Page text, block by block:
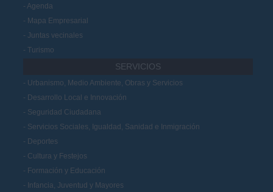
Agenda
Mapa Empresarial
Juntas vecinales
Turismo
SERVICIOS
Urbanismo, Medio Ambiente, Obras y Servicios
Desarrollo Local e Innovación
Seguridad Ciudadana
Servicios Sociales, Igualdad, Sanidad e Inmigración
Deportes
Cultura y Festejos
Formación y Educación
Infancia, Juventud y Mayores